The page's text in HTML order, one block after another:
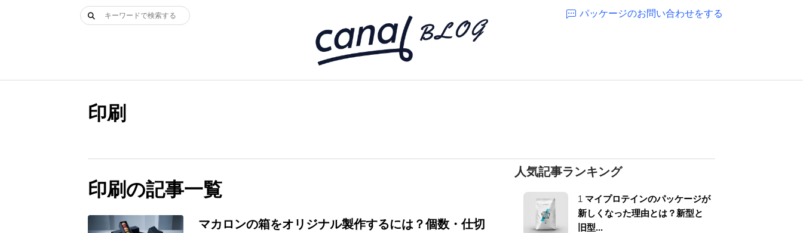
検
パッケージのお問い合わせをする
印刷
印刷の記事一覧
マカロンの箱をオリジナル製作するには？個数・仕切
人気記事ランキング
1 マイプロテインのパッケージが
新しくなった理由とは？新型と
旧型...